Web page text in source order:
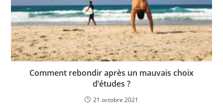
Comment rebondir après un mauvais choix
d’études ?
21 octobre 2021